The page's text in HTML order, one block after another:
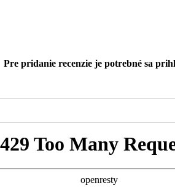
Pre pridanie recenzie je potrebné sa